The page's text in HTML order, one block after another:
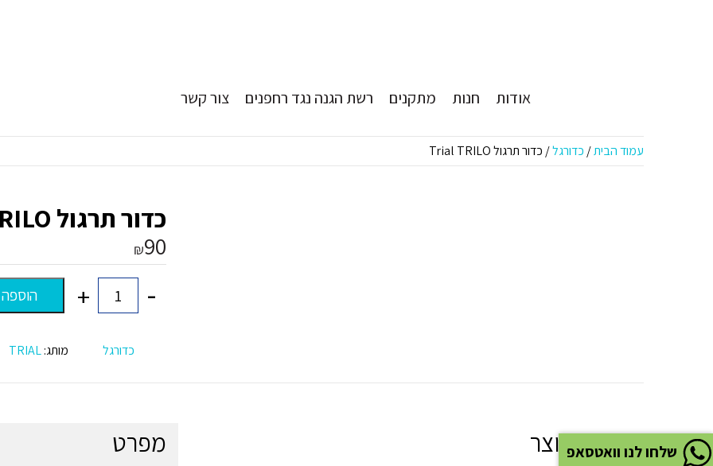
אודות חנות מתקנים רשת הגנה נגד רחפנים צור קשר
שלחו לנו וואטסאפ
עמוד הבית/ כדורגל/ כדור תרגול Trial TRILO
כדור תרגול Trial TRILO
₪90
כמות
-
+
כדורגל מותג:TRIAL
תיאור המוצר
מפרט